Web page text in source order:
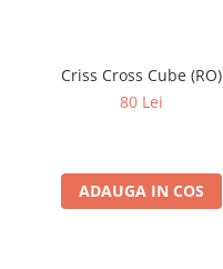
Criss Cross Cube (RO)
80 Lei
ADAUGA IN COS